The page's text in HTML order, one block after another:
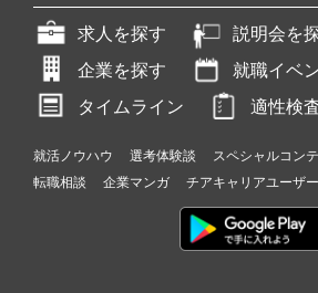
求人を探す
説明会を
企業を探す
就職イベ
タイムライン
適性検
就活ノウハウ 選考体験談 スペシャルコン
転職相談
企業マンガ チアキャリアユーザ